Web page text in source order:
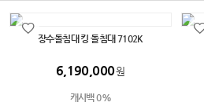
장수돌침대 킹 돌침대 7102K
6,190,000원
캐시백 0%